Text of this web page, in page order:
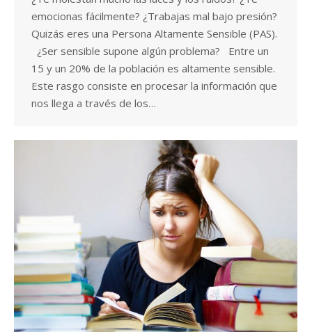
emocionas fácilmente? ¿Trabajas mal bajo presión?
Quizás eres una Persona Altamente Sensible (PAS).
¿Ser sensible supone algún problema? Entre un
15 y un 20% de la población es altamente sensible.
Este rasgo consiste en procesar la información que
nos llega a través de los…